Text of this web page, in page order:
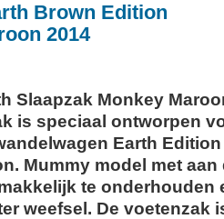
Brown Edition
2014
Slaapzak Monkey
is speciaal ontworpen
Earth Edition
Mummy model met aan
te onderhouden
weefsel. De voetenzak